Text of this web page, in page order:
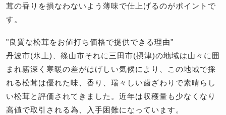
茸の香りを損なわないよう薄味で仕上げるのがポイントで
す。
"良質な松茸をお値打ち価格で提供できる理由"
丹波市(氷上)、篠山市それに三田市(摂津)の地域は山々に囲
まれ霧深く寒暖の差がはげしい気候により、この地域で採
れる松茸は優れた味、香り、瑞々しい歯ざわりで素晴らし
い松茸と評価されてきました。近年は収穫量も少なくなり
高値で取引される為、入手困難になっています。